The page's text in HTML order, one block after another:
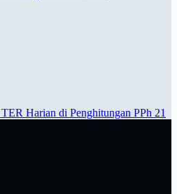
Harian di Penghitungan PPh 21